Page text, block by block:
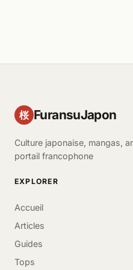
桜 FuransuJapon
Culture japonaise, mangas,
portail francophone
EXPLORER
Accueil
Articles
Guides
Tops